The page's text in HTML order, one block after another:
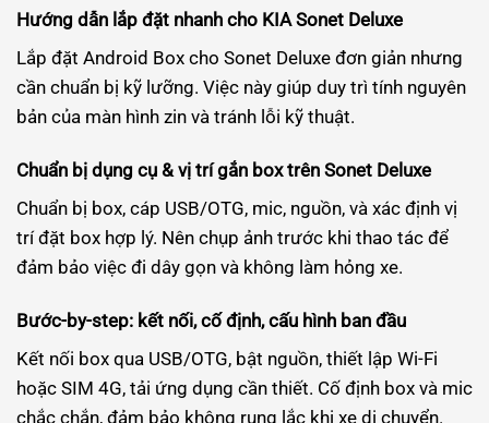
Hướng dẫn lắp đặt nhanh cho KIA Sonet Deluxe
Lắp đặt Android Box cho Sonet Deluxe đơn giản nhưng
cần chuẩn bị kỹ lưỡng. Việc này giúp duy trì tính nguyên
bản của màn hình zin và tránh lỗi kỹ thuật.
Chuẩn bị dụng cụ & vị trí gắn box trên Sonet Deluxe
Chuẩn bị box, cáp USB/OTG, mic, nguồn, và xác định vị
trí đặt box hợp lý. Nên chụp ảnh trước khi thao tác để
đảm bảo việc đi dây gọn và không làm hỏng xe.
Bước-by-step: kết nối, cố định, cấu hình ban đầu
Kết nối box qua USB/OTG, bật nguồn, thiết lập Wi-Fi
hoặc SIM 4G, tải ứng dụng cần thiết. Cố định box và mic
chắc chắn, đảm bảo không rung lắc khi xe di chuyển.